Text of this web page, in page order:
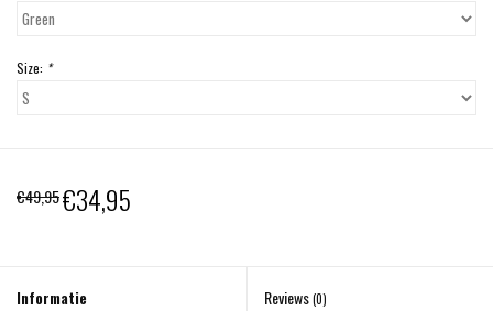
Size: *
€49,95€34,95
Informatie Reviews(0)